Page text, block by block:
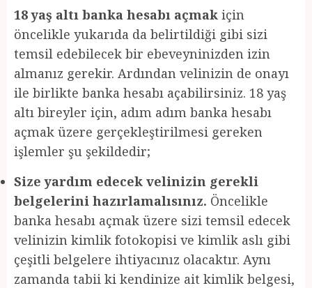
18 yaş altı banka hesabı açmak için
öncelikle yukarıda da belirtildiği gibi sizi
temsil edebilecek bir ebeveyninizden izin
almanız gerekir. Ardından velinizin de onayı
ile birlikte banka hesabı açabilirsiniz. 18 yaş
altı bireyler için, adım adım banka hesabı
açmak üzere gerçekleştirilmesi gereken
işlemler şu şekildedir;
Size yardım edecek velinizin gerekli
belgelerini hazırlamalısınız. Öncelikle
banka hesabı açmak üzere sizi temsil edecek
velinizin kimlik fotokopisi ve kimlik aslı gibi
çeşitli belgelere ihtiyacınız olacaktır. Aynı
zamanda tabii ki kendinize ait kimlik belgesi,